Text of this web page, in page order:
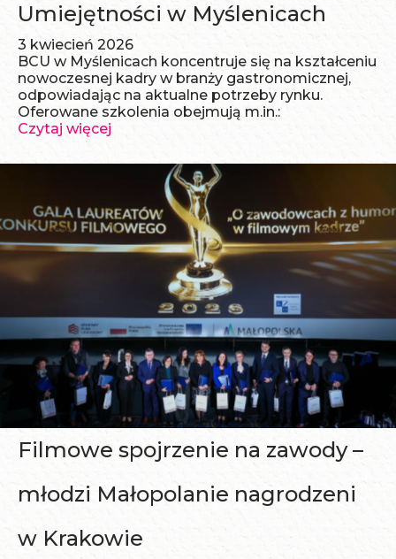
Umiejętności w Myślenicach
3 kwiecień 2026
BCU w Myślenicach koncentruje się na kształceniu
nowoczesnej kadry w branży gastronomicznej,
odpowiadając na aktualne potrzeby rynku.
Oferowane szkolenia obejmują m.in.:
Czytaj więcej
Filmowe spojrzenie na zawody –
młodzi Małopolanie nagrodzeni
w Krakowie